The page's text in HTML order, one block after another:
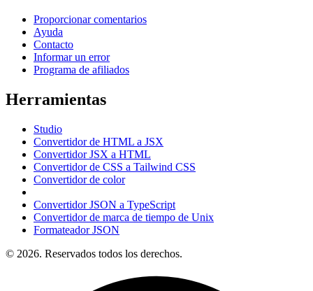
Proporcionar comentarios
Ayuda
Contacto
Informar un error
Programa de afiliados
Herramientas
Studio
Convertidor de HTML a JSX
Convertidor JSX a HTML
Convertidor de CSS a Tailwind CSS
Convertidor de color
Convertidor JSON a TypeScript
Convertidor de marca de tiempo de Unix
Formateador JSON
© 2026. Reservados todos los derechos.